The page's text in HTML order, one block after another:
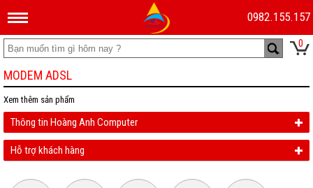
0982.155.157
0
MODEM ADSL
Xem thêm sản phẩm
Thông tin Hoàng Anh Computer
Hỗ trợ khách hàng